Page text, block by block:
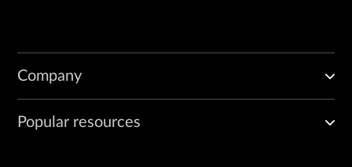
Company
Popular resources